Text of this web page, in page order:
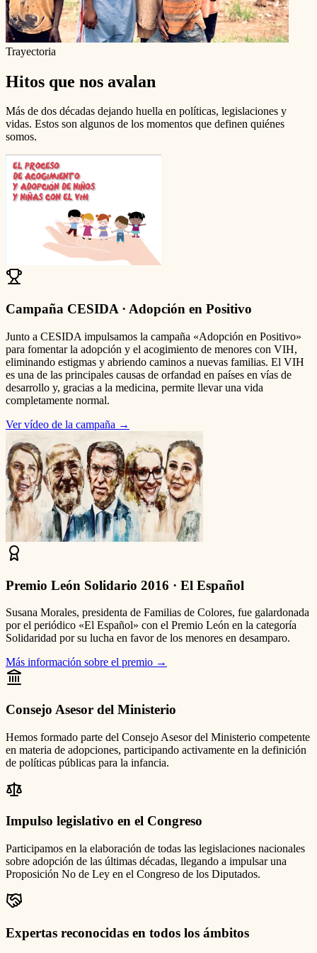
Trayectoria
Hitos que nos avalan
Más de dos décadas dejando huella en políticas, legislaciones y
vidas. Estos son algunos de los momentos que definen quiénes
somos.
Campaña CESIDA · Adopción en Positivo
Junto a CESIDA impulsamos la campaña «Adopción en Positivo»
para fomentar la adopción y el acogimiento de menores con VIH,
eliminando estigmas y abriendo caminos a nuevas familias. El VIH
es una de las principales causas de orfandad en países en vías de
desarrollo y, gracias a la medicina, permite llevar una vida
completamente normal.
Ver vídeo de la campaña →
Premio León Solidario 2016 · El Español
Susana Morales, presidenta de Familias de Colores, fue galardonada
por el periódico «El Español» con el Premio León en la categoría
Solidaridad por su lucha en favor de los menores en desamparo.
Más información sobre el premio →
Consejo Asesor del Ministerio
Hemos formado parte del Consejo Asesor del Ministerio competente
en materia de adopciones, participando activamente en la definición
de políticas públicas para la infancia.
Impulso legislativo en el Congreso
Participamos en la elaboración de todas las legislaciones nacionales
sobre adopción de las últimas décadas, llegando a impulsar una
Proposición No de Ley en el Congreso de los Diputados.
Expertas reconocidas en todos los ámbitos